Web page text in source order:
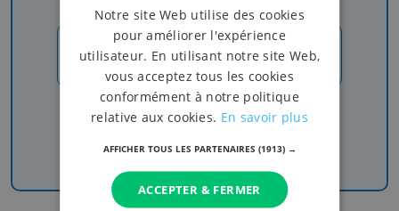
JE M'INSCRIS
Recevez nos newsletters pour ne rien manquer
de l'info, du sport et de nos émissions
Notre site Web utilise des cookies
pour améliorer l'expérience
utilisateur. En utilisant notre site Web,
vous acceptez tous les cookies
conformément à notre politique
relative aux cookies. En savoir plus
AFFICHER TOUS LES PARTENAIRES (1913) →
ACCEPTER & FERMER